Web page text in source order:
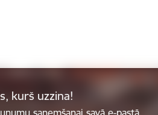
kurš uzzina!
saņemšanai savā e-pastā.